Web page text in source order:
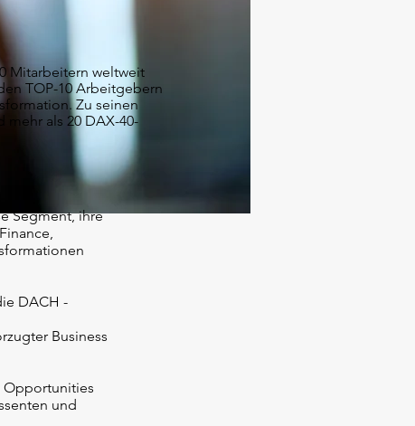
Mitarbeitern weltweit
TOP-10 Arbeitgebern
Zu seinen
als 20 DAX-40-
Segment, ihre
DACH -
Business
Opportunities
und